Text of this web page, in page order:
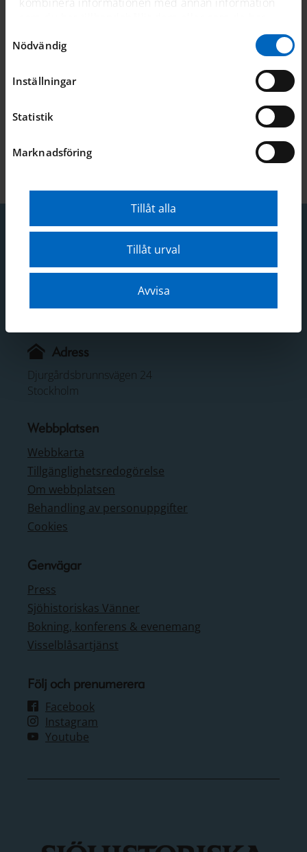
samlat in när du har använt deras tjänster. För mer
information, se
Nödvändig
Inställningar
Statistik
Marknadsföring
Tillåt alla
Tillåt urval
Avvisa
Amphion - en ikon på Sjöhistoriska
Previous
Senast uppdaterad 2023-04-12
sjohistoriska@smtm.se
Adress
Djurgårdsbrunnsvägen 24
Stockholm
Webbplatsen
Webbkarta
Tillgänglighetsredogörelse
Om webbplatsen
Behandling av personuppgifter
Cookies
Genvägar
Press
Sjöhistoriskas Vänner
Bokning, konferens & evenemang
Visselblåsartjänst
Följ och prenumerera
Facebook
Instagram
Youtube